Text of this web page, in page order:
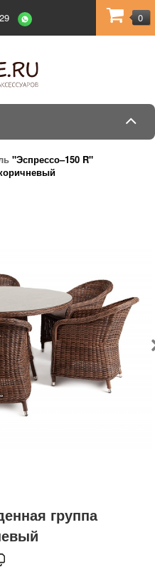
0
"Эспрессо–150 R"
группа